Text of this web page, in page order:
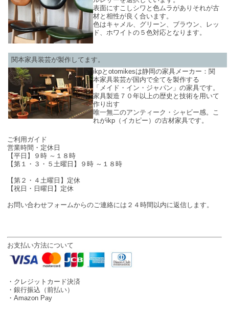
表面にすこしシワと色ムラがありそれが古
材と相性が良く合います。
色はキャメル、グリーン、ブラウン、レッ
ド、ホワイトの５色対応となります。
関本家具装芸が製作してます。
ikpとotomikesは静岡の家具メーカー：関
本家具装芸が国内で全てを製作する
「メイド・イン・ジャパン」の家具です。
家具製造７０年以上の歴史と技術を用いて
作り出す
唯一無二のアンティーク・シャビー感。こ
れがikp（イカピー）の古材家具です。
ご利用ガイド
営業時間・定休日
【平日】９時 ～１８時
【第１・３・５土曜日】９時 ～１８時
【第２・４土曜日】定休
【祝日・日曜日】定休
お問い合わせフォームからのご連絡には２４時間以内に返信します。
お支払い方法について
・クレジットカード決済
・銀行振込（前払い）
・Amazon Pay